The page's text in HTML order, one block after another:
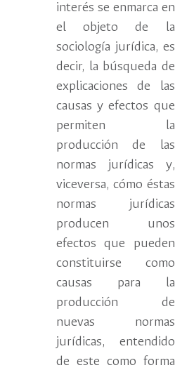
interés se enmarca en
el objeto de la
sociología jurídica, es
decir, la búsqueda de
explicaciones de las
causas y efectos que
permiten la
producción de las
normas jurídicas y,
viceversa, cómo éstas
normas jurídicas
producen unos
efectos que pueden
constituirse como
causas para la
producción de
nuevas normas
jurídicas, entendido
de este como forma